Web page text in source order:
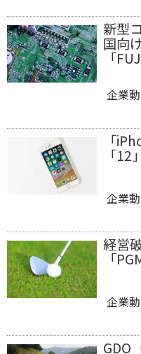
新型
国向
「
企業
「
「
企業
経営
「
企業
GDO